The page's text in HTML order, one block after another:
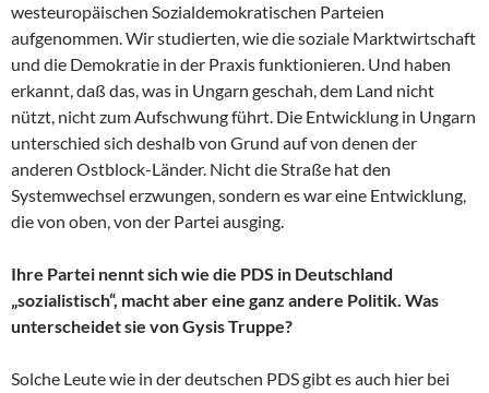
westeuropäischen Sozialdemokratischen Parteien
aufgenommen. Wir studierten, wie die soziale Marktwirtschaft
und die Demokratie in der Praxis funktionieren. Und haben
erkannt, daß das, was in Ungarn geschah, dem Land nicht
nützt, nicht zum Aufschwung führt. Die Entwicklung in Ungarn
unterschied sich deshalb von Grund auf von denen der
anderen Ostblock-Länder. Nicht die Straße hat den
Systemwechsel erzwungen, sondern es war eine Entwicklung,
die von oben, von der Partei ausging.
Ihre Partei nennt sich wie die PDS in Deutschland
„sozialistisch“, macht aber eine ganz andere Politik. Was
unterscheidet sie von Gysis Truppe?
Solche Leute wie in der deutschen PDS gibt es auch hier bei